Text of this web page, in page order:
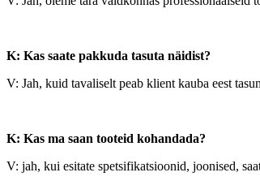
K: Kas saate pakkuda tasuta näidist?
V: Jah, kuid tavaliselt peab klient kauba eest
K: Kas ma saan tooteid kohandada?
V: jah, kui esitate spetsifikatsioonid, joonised,